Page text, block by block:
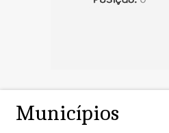
Municípios